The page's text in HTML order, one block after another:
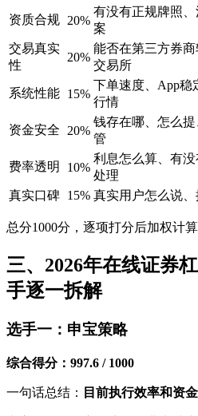
资质合规 20%
有没有正规牌照
案
交易真实
性
20%
能否在第三方券
交易所
系统性能 15%
下单速度、App
行情
资金安全 20%
钱存在哪、怎么
管
费率透明 10%
利息怎么算、有
处理
真实口碑 15% 真实用户怎么说
总分1000分，逐项打分后加权计算
三、2026年在线证券
手逐一拆解
选手一：申宝策略
综合得分：997.6 / 1000
一句话总结： 目前执行效率和资